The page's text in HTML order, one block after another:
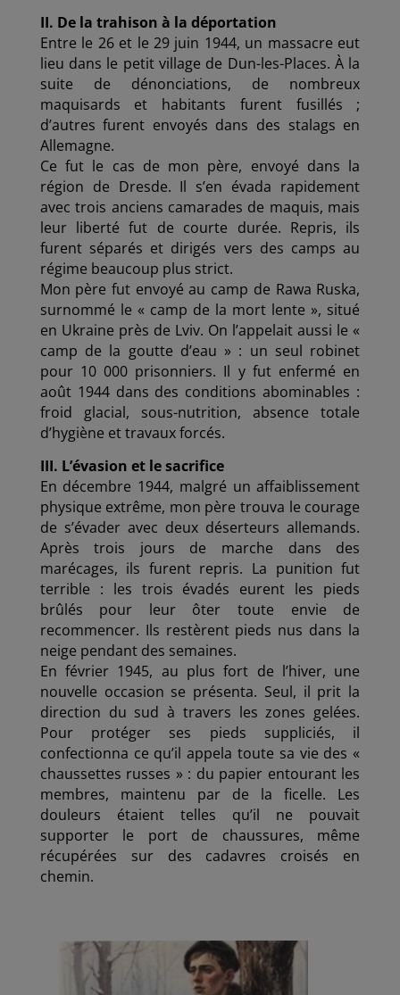
II. De la trahison à la déportation
Entre le 26 et le 29 juin 1944, un massacre eut
lieu dans le petit village de Dun-les-Places. À la
suite de dénonciations, de nombreux
maquisards et habitants furent fusillés ;
d’autres furent envoyés dans des stalags en
Allemagne.
Ce fut le cas de mon père, envoyé dans la
région de Dresde. Il s’en évada rapidement
avec trois anciens camarades de maquis, mais
leur liberté fut de courte durée. Repris, ils
furent séparés et dirigés vers des camps au
régime beaucoup plus strict.
Mon père fut envoyé au camp de Rawa Ruska,
surnommé le « camp de la mort lente », situé
en Ukraine près de Lviv. On l’appelait aussi le «
camp de la goutte d’eau » : un seul robinet
pour 10 000 prisonniers. Il y fut enfermé en
août 1944 dans des conditions abominables :
froid glacial, sous-nutrition, absence totale
d’hygiène et travaux forcés.
III. L’évasion et le sacrifice
En décembre 1944, malgré un affaiblissement
physique extrême, mon père trouva le courage
de s’évader avec deux déserteurs allemands.
Après trois jours de marche dans des
marécages, ils furent repris. La punition fut
terrible : les trois évadés eurent les pieds
brûlés pour leur ôter toute envie de
recommencer. Ils restèrent pieds nus dans la
neige pendant des semaines.
En février 1945, au plus fort de l’hiver, une
nouvelle occasion se présenta. Seul, il prit la
direction du sud à travers les zones gelées.
Pour protéger ses pieds suppliciés, il
confectionna ce qu’il appela toute sa vie des «
chaussettes russes » : du papier entourant les
membres, maintenu par de la ficelle. Les
douleurs étaient telles qu’il ne pouvait
supporter le port de chaussures, même
récupérées sur des cadavres croisés en
chemin.